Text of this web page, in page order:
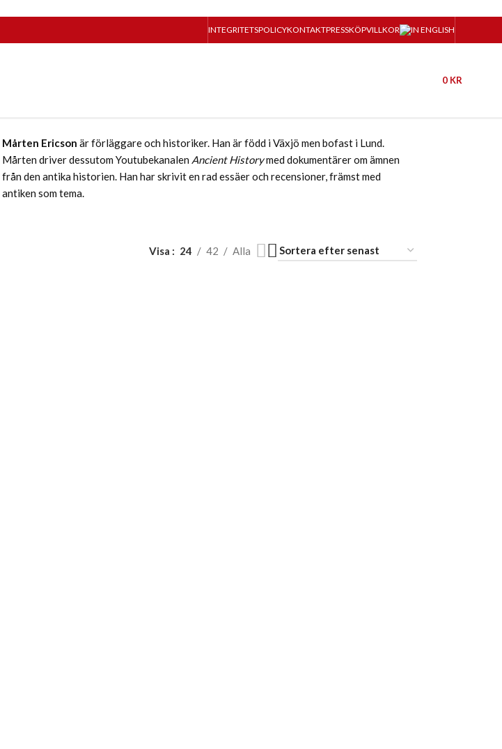
INTEGRITETSPOLICYKONTAKTPRESSKÖPVILLKOR
0 KR
Mårten Ericson är förläggare och historiker. Han är född i Växjö men bofast i Lund.
Mårten driver dessutom Youtubekanalen Ancient Historymed dokumentärer om ämnen
från den antika historien. Han har skrivit en rad essäer och recensioner, främst med
antiken som tema.
Visa 24 42 Alla